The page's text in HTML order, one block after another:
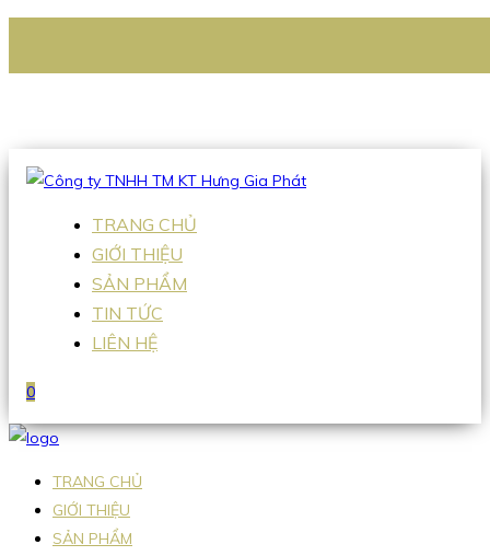
Hotline:0938 336 079
TRANG CHỦ
GIỚI THIỆU
SẢN PHẨM
TIN TỨC
LIÊN HỆ
0
TRANG CHỦ
GIỚI THIỆU
SẢN PHẨM